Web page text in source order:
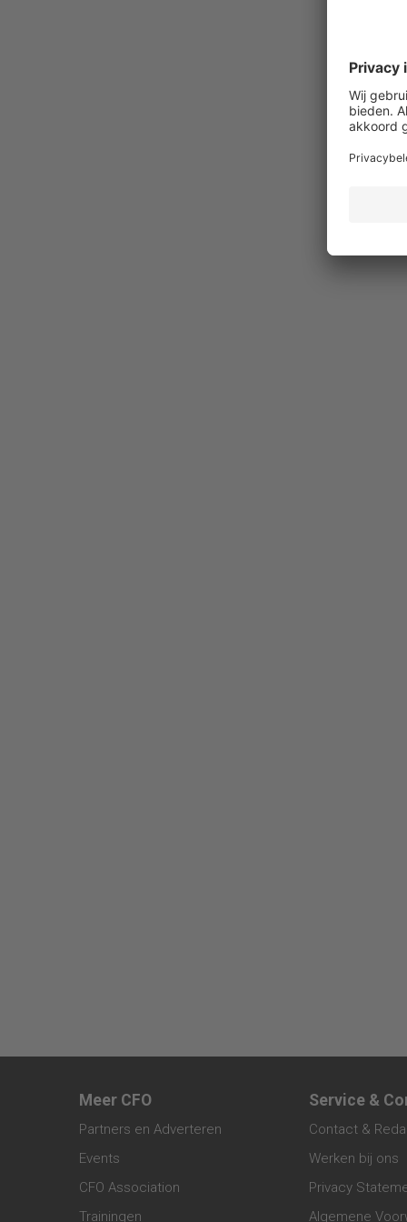
Meer CFO
Partners en Adverteren
Events
CFO Association
Trainingen
Service &
Contact &
Werken bij ons
Privacy
Algemene